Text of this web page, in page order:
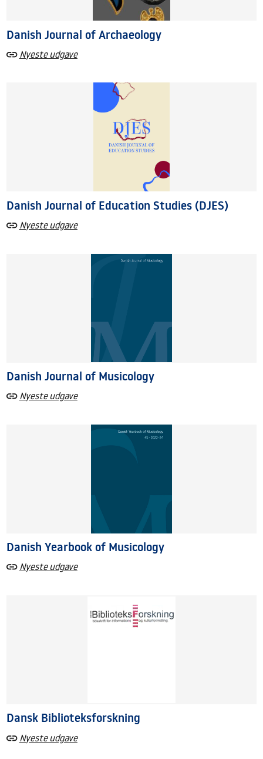
Danish Journal of Archaeology
Nyeste udgave
Danish Journal of Education Studies (DJES)
Nyeste udgave
Danish Journal of Musicology
Nyeste udgave
Danish Yearbook of Musicology
Nyeste udgave
Dansk Biblioteksforskning
Nyeste udgave